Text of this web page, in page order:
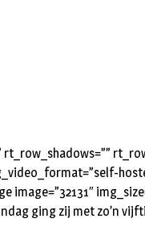
ging zij met zo’n